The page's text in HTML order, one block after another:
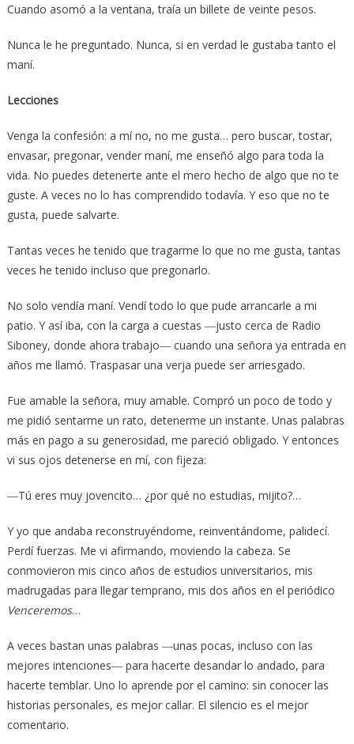
Cuando asomó a la ventana, traía un billete de veinte pesos.
Nunca le he preguntado. Nunca, si en verdad le gustaba tanto el
maní.
Lecciones
Venga la confesión: a mí no, no me gusta… pero buscar, tostar,
envasar, pregonar, vender maní, me enseñó algo para toda la
vida. No puedes detenerte ante el mero hecho de algo que no te
guste. A veces no lo has comprendido todavía. Y eso que no te
gusta, puede salvarte.
Tantas veces he tenido que tragarme lo que no me gusta, tantas
veces he tenido incluso que pregonarlo.
No solo vendía maní. Vendí todo lo que pude arrancarle a mi
patio. Y así iba, con la carga a cuestas ―justo cerca de Radio
Siboney, donde ahora trabajo― cuando una señora ya entrada en
años me llamó. Traspasar una verja puede ser arriesgado.
Fue amable la señora, muy amable. Compró un poco de todo y
me pidió sentarme un rato, detenerme un instante. Unas palabras
más en pago a su generosidad, me pareció obligado. Y entonces
vi sus ojos detenerse en mí, con fijeza:
―Tú eres muy jovencito… ¿por qué no estudias, mijito?…
Y yo que andaba reconstruyéndome, reinventándome, palidecí.
Perdí fuerzas. Me vi afirmando, moviendo la cabeza. Se
conmovieron mis cinco años de estudios universitarios, mis
madrugadas para llegar temprano, mis dos años en el periódico
Venceremos…
A veces bastan unas palabras ―unas pocas, incluso con las
mejores intenciones― para hacerte desandar lo andado, para
hacerte temblar. Uno lo aprende por el camino: sin conocer las
historias personales, es mejor callar. El silencio es el mejor
comentario.